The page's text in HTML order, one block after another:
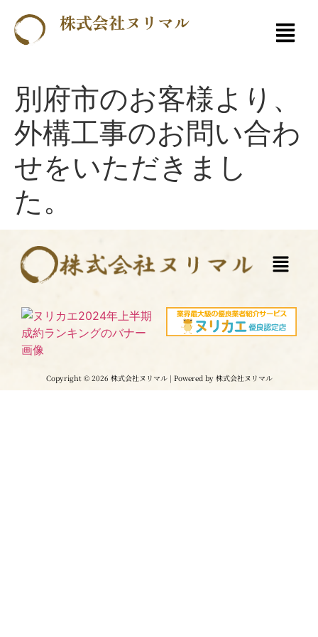
株式会社ヌリマル
別府市のお客様より、
外構工事のお問い合わ
せをいただきまし
た。
Copyright © 2026 株式会社ヌリマル | Powered by 株式会社ヌリマル